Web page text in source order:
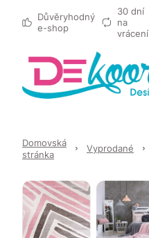
Důvěryhodný
e-shop
30 dní
na
vrácení
Domovská
stránka
Vyprodané